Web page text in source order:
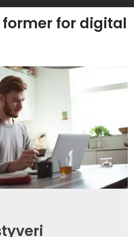
for digital